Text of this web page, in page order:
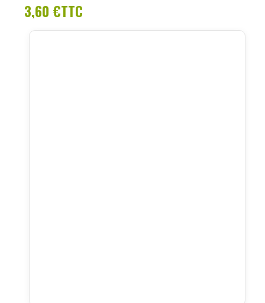
3,60 €TTC